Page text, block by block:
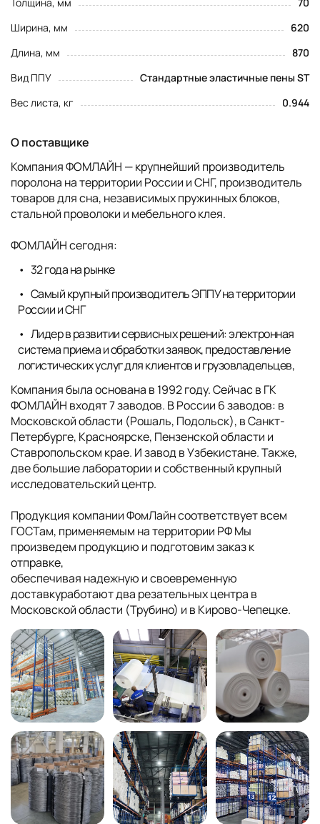
Ширина, мм
620
Длина, мм
870
Вид ППУ
Стандартные эластичные пены ST
Вес листа, кг
0.944
О поставщике
Компания ФОМЛАЙН — крупнейший производитель
поролона на территории России и СНГ, производитель
товаров для сна, независимых пружинных блоков,
стальной проволоки и мебельного клея.
ФОМЛАЙН сегодня:
32 года на рынке
Самый крупный производитель ЭППУ на территории
России и СНГ
Лидер в развитии сервисных решений: электронная
система приема и обработки заявок, предоставление
логистических услуг для клиентов и грузовладельцев,
Компания была основана в 1992 году. Сейчас в ГК
ФОМЛАЙН входят 7 заводов. В России 6 заводов: в
Московской области (Рошаль, Подольск), в Санкт-
Петербурге, Красноярске, Пензенской области и
Ставропольском крае. И завод в Узбекистане. Также,
две большие лаборатории и собственный крупный
исследовательский центр.
Продукция компании ФомЛайн соответствует всем
ГОСТам, применяемым на территории РФ Мы
произведем продукцию и подготовим заказ к
отправке,
обеспечивая надежную и своевременную
доставкуработают два резательных центра в
Московской области (Трубино) и в Кирово-Чепецке.